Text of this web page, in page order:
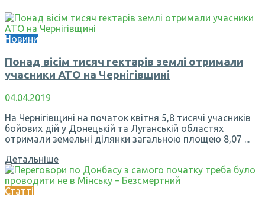
Новини
Понад вісім тисяч гектарів землі отримали
учасники АТО на Чернігівщині
04.04.2019
На Чернігівщині на початок квітня 5,8 тисячі учасників
бойових дій у Донецькій та Луганській областях
отримали земельні ділянки загальною площею 8,07 ...
Детальніше
Статті